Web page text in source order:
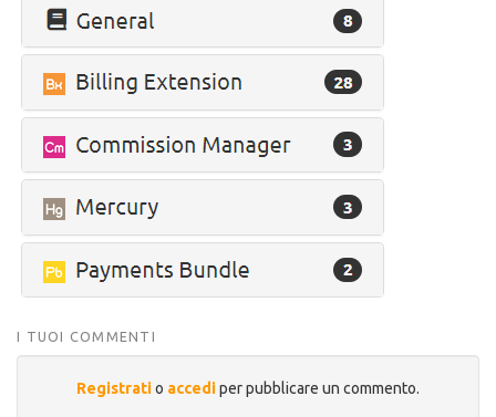
I TUOI COMMENTI
Registratio accediper pubblicare un commento.